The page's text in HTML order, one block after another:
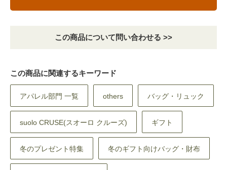
この商品について問い合わせる >>
この商品に関連するキーワード
アパレル部門 一覧 others バッグ・リュック
suolo CRUSE(スオーロ クルーズ) ギフト
冬のプレゼント特集 冬のギフト向けバッグ・財布